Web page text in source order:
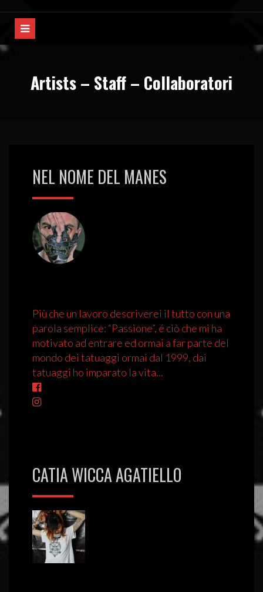
Artists – Staff – Collaboratori
NEL NOME DEL MANES
Più che un lavoro descriverei il tutto con una
parola semplice: “Passione”, é ciò che mi ha
motivato ad entrare ed ormai a far parte del
mondo dei tatuaggi ormai dal 1999, dai
tatuaggi ho imparato la vita...
CATIA WICCA AGATIELLO